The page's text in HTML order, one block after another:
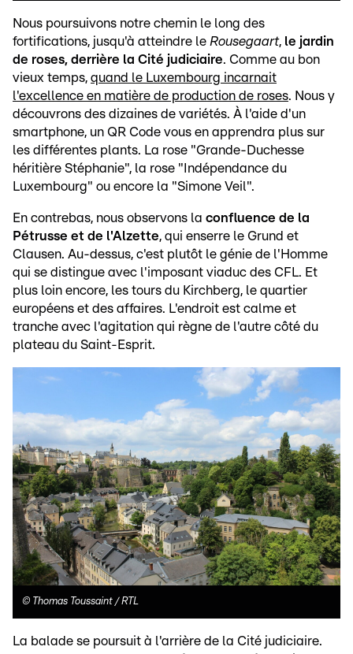
Nous poursuivons notre chemin le long des
fortifications, jusqu'à atteindre le Rousegaart, le jardin
de roses, derrière la Cité judiciaire. Comme au bon
vieux temps, quand le Luxembourg incarnait
l'excellence en matière de production de roses. Nous y
découvrons des dizaines de variétés. À l'aide d'un
smartphone, un QR Code vous en apprendra plus sur
les différentes plants. La rose "Grande-Duchesse
héritière Stéphanie", la rose "Indépendance du
Luxembourg" ou encore la "Simone Veil".
En contrebas, nous observons la confluence de la
Pétrusse et de l'Alzette, qui enserre le Grund et
Clausen. Au-dessus, c'est plutôt le génie de l'Homme
qui se distingue avec l'imposant viaduc des CFL. Et
plus loin encore, les tours du Kirchberg, le quartier
européens et des affaires. L'endroit est calme et
tranche avec l'agitation qui règne de l'autre côté du
plateau du Saint-Esprit.
© Thomas Toussaint / RTL
La balade se poursuit à l'arrière de la Cité judiciaire.